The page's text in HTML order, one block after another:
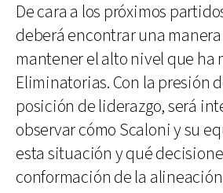
De cara a los próximos
deberá encontrar una
mantener el alto nivel que ha
Eliminatorias. Con la presión
posición de liderazgo, será
observar cómo Scaloni y su
esta situación y qué
conformación de la